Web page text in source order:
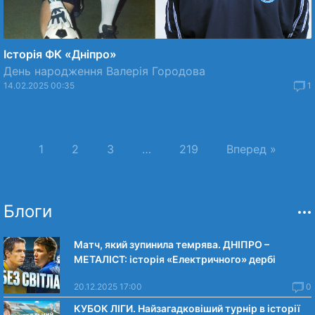
Історія ФК «Дніпро»
День народження Валерія Городова
14.02.2025 00:35 1
1 2 3 … 219 Вперед »
Блоги
Матч, який зупинила темрява. ДНІПРО –
МЕТАЛІСТ: історія «Електричного» дербі
20.12.2025 17:00 0
КУБОК ЛІГИ. Найзагадковіший турнір в історії